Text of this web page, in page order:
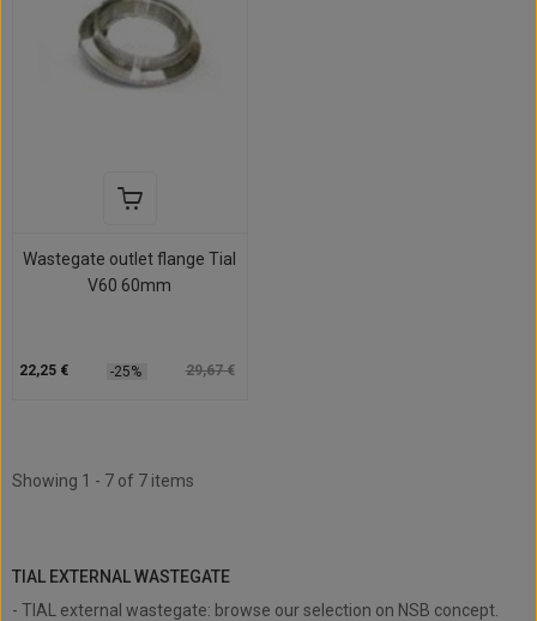
Wastegate outlet flange Tial
V60 60mm
22,25 € -25% 29,67 €
Showing 1 - 7 of 7 items
TIAL EXTERNAL WASTEGATE
- TIAL external wastegate: browse our selection on NSB concept.